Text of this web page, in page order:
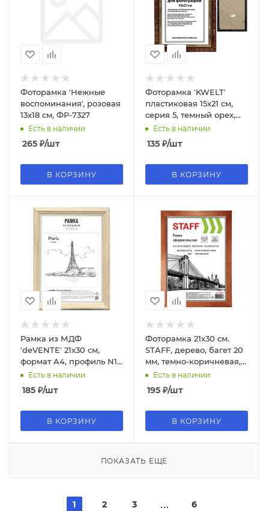
Фоторамка 'Нежные
воспоминания', розовая
13х18 см, ФР-7327
Есть в наличии
265 ₽/шт
В КОРЗИНУ
Фоторамка 'KWELT'
пластиковая 15х21 см,
серия 5, темный орех,
стекло, ширина багета
14 мм, 15,21,582
Есть в наличии
135 ₽/шт
В КОРЗИНУ
Рамка из МДФ
'deVENTE' 21x30 см,
формат A4, профиль N1,
стекло, 9027014
Есть в наличии
185 ₽/шт
В КОРЗИНУ
Фоторамка 21x30 см.
STAFF, дерево, багет 20
мм, темно-коричневая,
стекло, 390716
Есть в наличии
195 ₽/шт
В КОРЗИНУ
ПОКАЗАТЬ ЕЩЕ
1 2 3 6